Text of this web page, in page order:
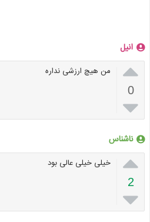
انیل

0

من هیچ ارزشی نداره
ناشناس

2

خیلی خیلی عالی بود